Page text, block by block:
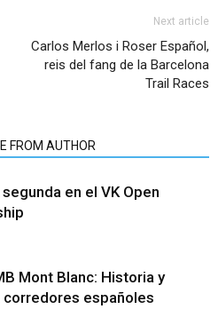
Next article
Carlos Merlos i Roser Español,
reis del fang de la Barcelona
Trail Races
FROM AUTHOR
en el VK Open
Mont Blanc: Historia y
españoles